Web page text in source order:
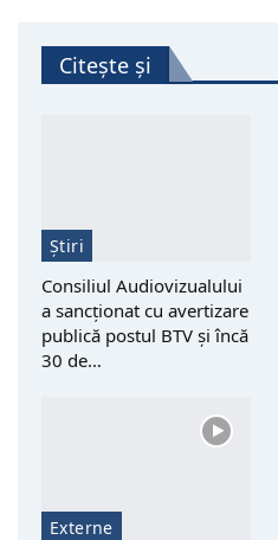
Citește și
Știri
Consiliul Audiovizualului
a sancționat cu avertizare
publică postul BTV și încă
30 de…
Externe